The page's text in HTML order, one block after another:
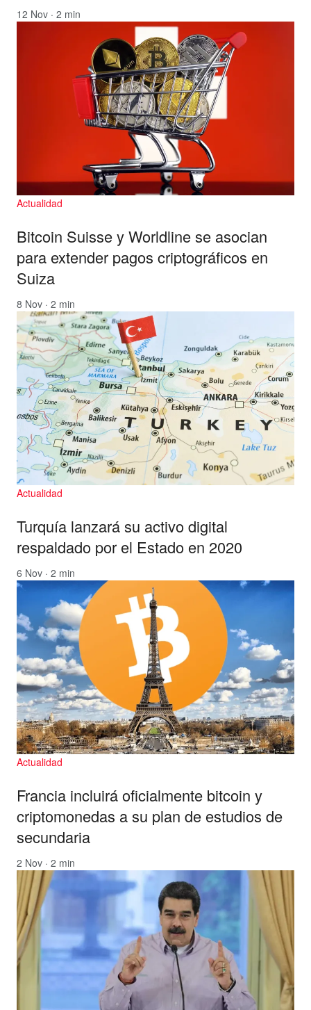
12 Nov · 2 min
Actualidad
Bitcoin Suisse y Worldline se asocian
para extender pagos criptográficos en
Suiza
8 Nov · 2 min
Actualidad
Turquía lanzará su activo digital
respaldado por el Estado en 2020
6 Nov · 2 min
Actualidad
Francia incluirá oficialmente bitcoin y
criptomonedas a su plan de estudios de
secundaria
2 Nov · 2 min